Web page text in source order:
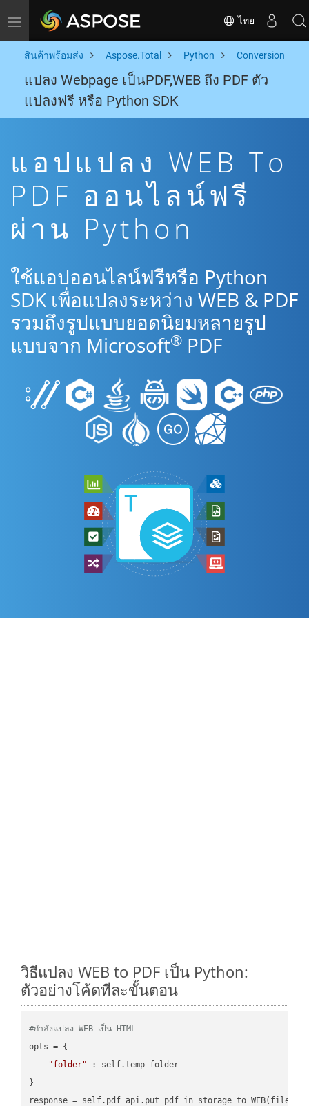
Toggle navigation ไทย
สินค้าพร้อมส่ง Aspose.Total Python Conversion
แปลง Webpage เป็นPDF,WEB ถึง PDF ตัว
แปลงฟรี หรือ Python SDK
แอปแปลง WEB To
PDF ออนไลน์ฟรี
ผ่าน Python
ใช้แอปออนไลน์ฟรีหรือ Python
SDK เพื่อแปลงระหว่าง WEB & PDF
รวมถึงรูปแบบยอดนิยมหลายรูป
แบบจาก Microsoft® PDF
วิธีแปลง WEB to PDF เป็น Python:
ตัวอย่างโค้ดทีละขั้นตอน
#กำลังแปลง WEB เป็น HTML
opts = {
"folder" : self.temp_folder
}
response =